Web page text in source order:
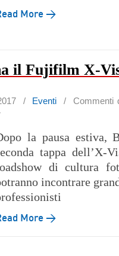
More →
il Fujifilm X-
/ Eventi /Commenti
la pausa estiva,
tappa dell’X-
di cultura
incontrare
More →